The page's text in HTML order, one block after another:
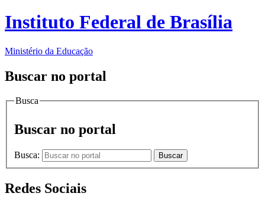
Instituto Federal de Brasília
Ministério da Educação
Buscar no portal
Busca
Buscar no portal
Busca: Buscar
Redes Sociais